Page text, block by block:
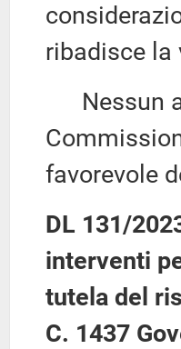
ribadisce la
Nessun
favorevole
DL 131/
interventi
tutela del
C. 1437